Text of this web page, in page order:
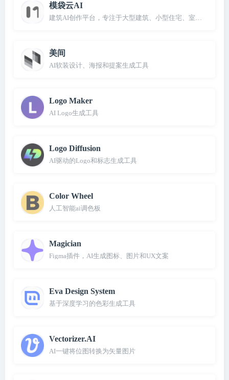
模袋云AI
建筑AI创作平台，专注于大型建筑、小型住宅、室内设计、
美间
AI软装设计、海报和提案生成工具
Logo Maker
AI Logo生成工具
Logo Diffusion
AI驱动的Logo和标志生成工具
Color Wheel
人工智能ai调色板
Magician
Figma插件，AI生成图标、图片和UX文案
Eva Design System
基于深度学习的色彩生成工具
Vectorizer.AI
AI一键将位图转换为矢量图片